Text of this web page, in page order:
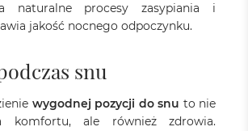
naturalne procesy zasypiania i
jakość nocnego odpoczynku.
snu
wygodnej pozycji do snu to nie
komfortu, ale również zdrowia.